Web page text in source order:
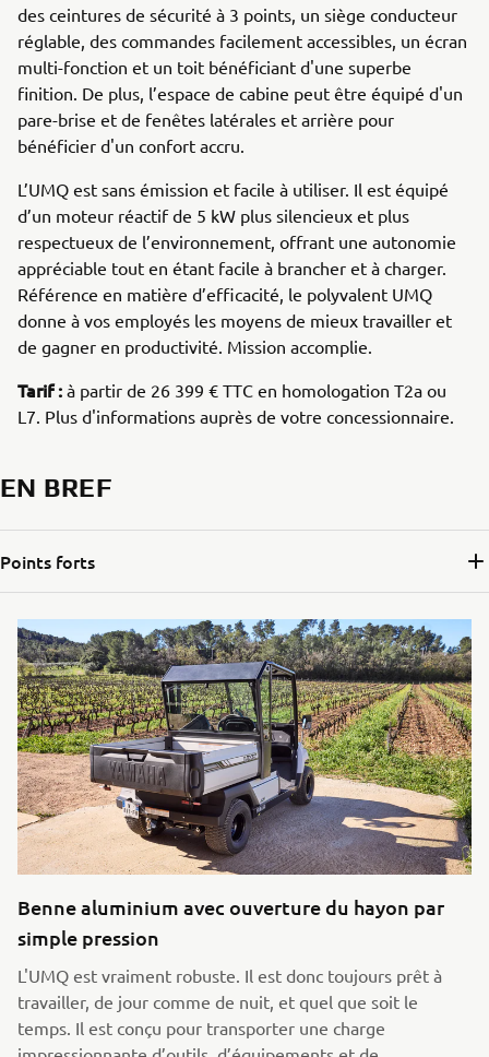
des ceintures de sécurité à 3 points, un siège conducteur
réglable, des commandes facilement accessibles, un écran
multi-fonction et un toit bénéficiant d'une superbe
finition. De plus, l’espace de cabine peut être équipé d'un
pare-brise et de fenêtes latérales et arrière pour
bénéficier d'un confort accru.
L’UMQ est sans émission et facile à utiliser. Il est équipé
d’un moteur réactif de 5 kW plus silencieux et plus
respectueux de l’environnement, offrant une autonomie
appréciable tout en étant facile à brancher et à charger.
Référence en matière d’efficacité, le polyvalent UMQ
donne à vos employés les moyens de mieux travailler et
de gagner en productivité. Mission accomplie.
Tarif : à partir de 26 399 € TTC en homologation T2a ou
L7. Plus d'informations auprès de votre concessionnaire.
EN BREF
Points forts
Benne aluminium avec ouverture du hayon par
simple pression
L'UMQ est vraiment robuste. Il est donc toujours prêt à
travailler, de jour comme de nuit, et quel que soit le
temps. Il est conçu pour transporter une charge